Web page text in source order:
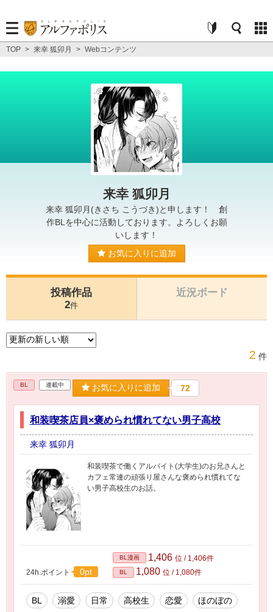
TOP > 来幸 狐卯月 > Webコンテンツ
来幸 狐卯月
来幸 狐卯月(きさち こうづき)と申します！ 創
作BLを中心に活動しております。よろしくお願
いします！
お気に入りに追加
投稿作品
2件
近況ボード
2 件
BL 連載中 お気に入りに追加 72
和装喫茶店員×褒められ慣れてない男子高校
来幸 狐卯月
和装喫茶で働くアルバイト(大学生)のお兄さんと
カフェ常連の頑張り屋さんな褒められ慣れてな
い男子高校生のお話。
24h.ポイント 0pt
BL漫画 1,406 位 / 1,406件
BL 1,080 位 / 1,080件
BL 溺愛 日常 高校生 恋愛 ほのぼの